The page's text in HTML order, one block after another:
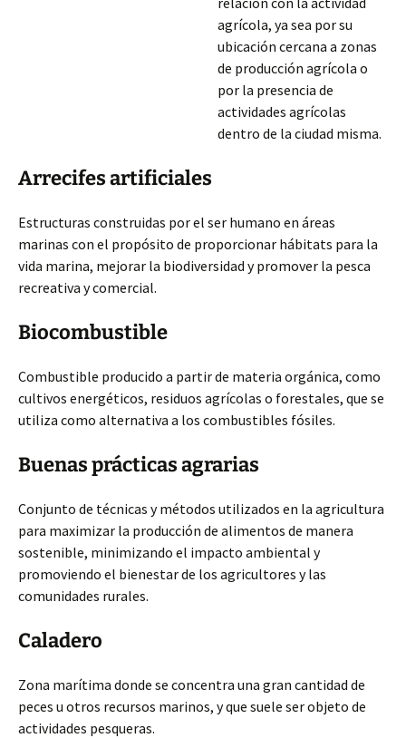
agrícola, ya sea por su
ubicación cercana a zonas
de producción agrícola o
por la presencia de
actividades agrícolas
dentro de la ciudad misma.
Arrecifes artificiales
Estructuras construidas por el ser humano en áreas
marinas con el propósito de proporcionar hábitats para la
vida marina, mejorar la biodiversidad y promover la pesca
recreativa y comercial.
Biocombustible
Combustible producido a partir de materia orgánica, como
cultivos energéticos, residuos agrícolas o forestales, que se
utiliza como alternativa a los combustibles fósiles.
Buenas prácticas agrarias
Conjunto de técnicas y métodos utilizados en la agricultura
para maximizar la producción de alimentos de manera
sostenible, minimizando el impacto ambiental y
promoviendo el bienestar de los agricultores y las
comunidades rurales.
Caladero
Zona marítima donde se concentra una gran cantidad de
peces u otros recursos marinos, y que suele ser objeto de
actividades pesqueras.